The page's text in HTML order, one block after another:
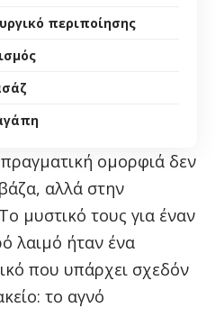
περιποίησης
ομορφιά δεν
αλλά στην
μυστικό τους για έναν
λαιμό ήταν ένα
που υπάρχει σχεδόν
το αγνό